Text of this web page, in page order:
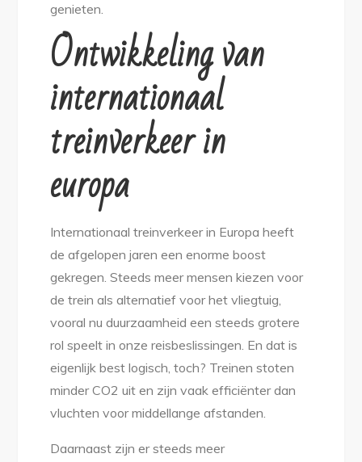
genieten.
Ontwikkeling van
internationaal
treinverkeer in
europa
Internationaal treinverkeer in Europa heeft
de afgelopen jaren een enorme boost
gekregen. Steeds meer mensen kiezen voor
de trein als alternatief voor het vliegtuig,
vooral nu duurzaamheid een steeds grotere
rol speelt in onze reisbeslissingen. En dat is
eigenlijk best logisch, toch? Treinen stoten
minder CO2 uit en zijn vaak efficiënter dan
vluchten voor middellange afstanden.
Daarnaast zijn er steeds meer